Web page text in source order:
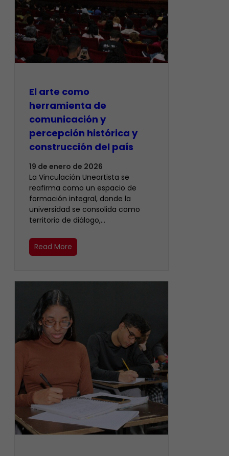
El arte como
herramienta de
comunicación y
percepción histórica y
construcción del país
19 de enero de 2026
La Vinculación Uneartista se
reafirma como un espacio de
formación integral, donde la
universidad se consolida como
territorio de diálogo,…
Read More